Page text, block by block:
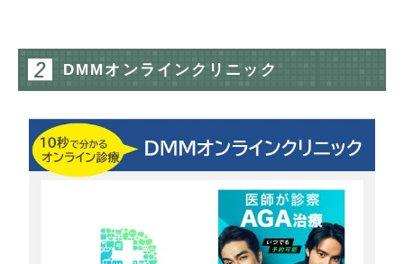
DMMオンラインクリニック